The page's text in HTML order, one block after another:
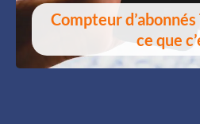
Compteur d’abonnés
ce que